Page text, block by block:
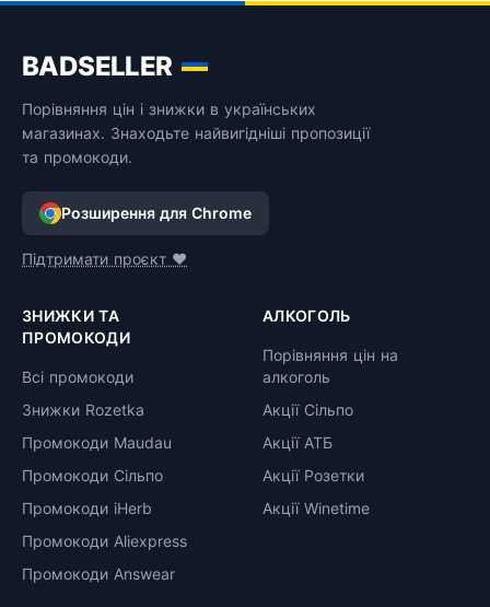
BADSELLER
Порівняння цін і знижки в українських
магазинах. Знаходьте найвигідніші пропозиції
та промокоди.
Розширення для Chrome
Підтримати проєкт ❤️
ЗНИЖКИ ТА
ПРОМОКОДИ
Всі промокоди
Знижки Rozetka
Промокоди Maudau
Промокоди Сільпо
Промокоди iHerb
Промокоди Aliexpress
Промокоди Answear
АЛКОГОЛЬ
Порівняння цін на
алкоголь
Акції Сільпо
Акції АТБ
Акції Розетки
Акції Winetime